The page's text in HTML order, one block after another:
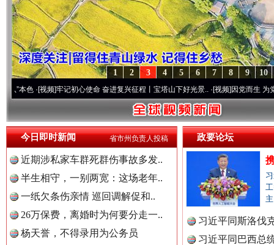
10
9
8
7
6
5
4
3
2
1
牢记初心使命 奋进复兴征程丨宝塔山下好光景..·[视频]因党而生 为党而战——百
今日即时新闻
近期涉私家车群死群伤事故多发..
半生相守，一别两宽：这场老年..
一纸欠条伤亲情 巡回调解促和..
26万保费，离婚时为何要分走一..
杨天誉，不得录用为公务员
省市州负责人投稿 政要论坛
习近平同斯洛伐
习近平同巴西总